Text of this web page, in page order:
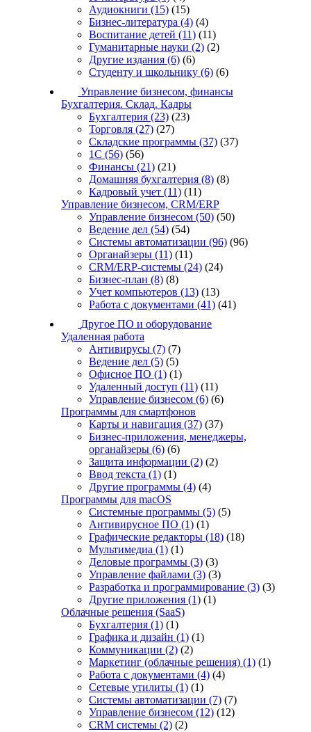
Аудиокниги (15) (15)
Бизнес-литература (4) (4)
Воспитание детей (11) (11)
Гуманитарные науки (2) (2)
Другие издания (6) (6)
Студенту и школьнику (6) (6)
Управление бизнесом, финансы
Бухгалтерия. Склад. Кадры
Бухгалтерия (23) (23)
Торговля (27) (27)
Складские программы (37) (37)
1С (56) (56)
Финансы (21) (21)
Домашняя бухгалтерия (8) (8)
Кадровый учет (11) (11)
Управление бизнесом, CRM/ERP
Управление бизнесом (50) (50)
Ведение дел (54) (54)
Системы автоматизации (96) (96)
Органайзеры (11) (11)
CRM/ERP-системы (24) (24)
Бизнес-план (8) (8)
Учет компьютеров (13) (13)
Работа с документами (41) (41)
Другое ПО и оборудование
Удаленная работа
Антивирусы (7) (7)
Ведение дел (5) (5)
Офисное ПО (1) (1)
Удаленный доступ (11) (11)
Управление бизнесом (6) (6)
Программы для смартфонов
Карты и навигация (37) (37)
Бизнес-приложения, менеджеры,
органайзеры (6) (6)
Защита информации (2) (2)
Ввод текста (1) (1)
Другие программы (4) (4)
Программы для macOS
Системные программы (5) (5)
Антивирусное ПО (1) (1)
Графические редакторы (18) (18)
Мультимедиа (1) (1)
Деловые программы (3) (3)
Управление файлами (3) (3)
Разработка и программирование (3) (3)
Другие приложения (1) (1)
Облачные решения (SaaS)
Бухгалтерия (1) (1)
Графика и дизайн (1) (1)
Коммуникации (2) (2)
Маркетинг (облачные решения) (1) (1)
Работа с документами (4) (4)
Сетевые утилиты (1) (1)
Системы автоматизации (7) (7)
Управление бизнесом (12) (12)
CRM системы (2) (2)